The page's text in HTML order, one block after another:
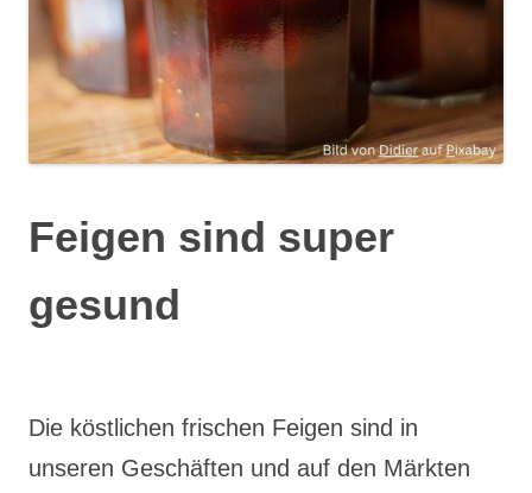
Feigen sind super
gesund
Die köstlichen frischen Feigen sind in
unseren Geschäften und auf den Märkten